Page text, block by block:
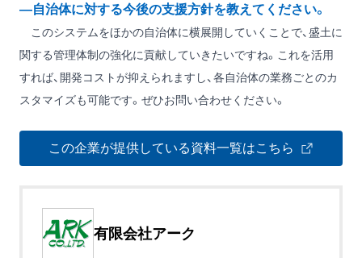
―自治体に対する今後の支援方針を教えてください。
このシステムをほかの自治体に横展開していくことで、盛土に
関する管理体制の強化に貢献していきたいですね。これを活用
すれば、開発コストが抑えられますし、各自治体の業務ごとのカ
スタマイズも可能です。ぜひお問い合わせください。
この企業が提供している資料一覧はこちら
有限会社アーク